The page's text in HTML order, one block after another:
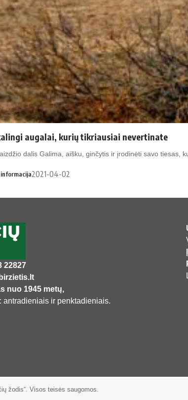
augalai, kurių tikriausiai nevertinate
dalis Galima, aišku, ginčytis ir įrodinėti savo tiesas,
informacija2021-04-02
22827
nuo 1945 metų,
antradieniais ir penktadieniais.
žodis“. Visos teisės saugomos.